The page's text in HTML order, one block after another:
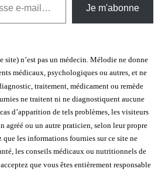
Je m'abonne
site) n’est pas un médecin. Mélodie ne donne
médicaux, psychologiques ou autres, et ne
traitement, médicament ou remède
ne traitent ni ne diagnostiquent aucune
d’apparition de tels problèmes, les visiteurs
agréé ou un autre praticien, selon leur propre
que les informations fournies sur ce site ne
les conseils médicaux ou nutritionnels de
que vous êtes entièrement responsable